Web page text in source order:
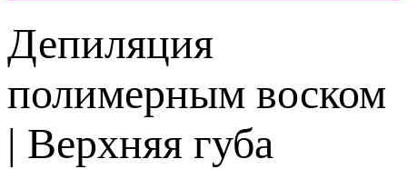
Депиляция
полимерным воском
| Верхняя губа